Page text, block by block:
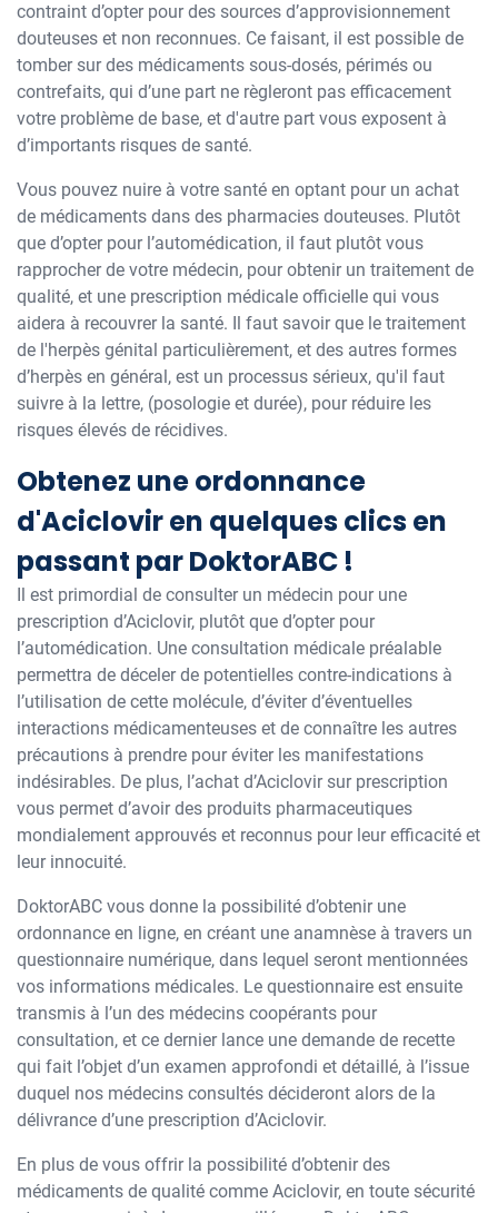
contraint d’opter pour des sources d’approvisionnement
douteuses et non reconnues. Ce faisant, il est possible de
tomber sur des médicaments sous-dosés, périmés ou
contrefaits, qui d’une part ne règleront pas efficacement
votre problème de base, et d'autre part vous exposent à
d’importants risques de santé.
Vous pouvez nuire à votre santé en optant pour un achat
de médicaments dans des pharmacies douteuses. Plutôt
que d’opter pour l’automédication, il faut plutôt vous
rapprocher de votre médecin, pour obtenir un traitement de
qualité, et une prescription médicale officielle qui vous
aidera à recouvrer la santé. Il faut savoir que le traitement
de l'herpès génital particulièrement, et des autres formes
d’herpès en général, est un processus sérieux, qu'il faut
suivre à la lettre, (posologie et durée), pour réduire les
risques élevés de récidives.
Obtenez une ordonnance
d'Aciclovir en quelques clics en
passant par DoktorABC !
Il est primordial de consulter un médecin pour une
prescription d’Aciclovir, plutôt que d’opter pour
l’automédication. Une consultation médicale préalable
permettra de déceler de potentielles contre-indications à
l’utilisation de cette molécule, d’éviter d’éventuelles
interactions médicamenteuses et de connaître les autres
précautions à prendre pour éviter les manifestations
indésirables. De plus, l’achat d’Aciclovir sur prescription
vous permet d’avoir des produits pharmaceutiques
mondialement approuvés et reconnus pour leur efficacité et
leur innocuité.
DoktorABC vous donne la possibilité d’obtenir une
ordonnance en ligne, en créant une anamnèse à travers un
questionnaire numérique, dans lequel seront mentionnées
vos informations médicales. Le questionnaire est ensuite
transmis à l’un des médecins coopérants pour
consultation, et ce dernier lance une demande de recette
qui fait l’objet d’un examen approfondi et détaillé, à l’issue
duquel nos médecins consultés décideront alors de la
délivrance d’une prescription d’Aciclovir.
En plus de vous offrir la possibilité d’obtenir des
médicaments de qualité comme Aciclovir, en toute sécurité